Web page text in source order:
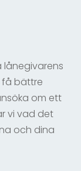
få bättre
om ett
vi vad det
och dina